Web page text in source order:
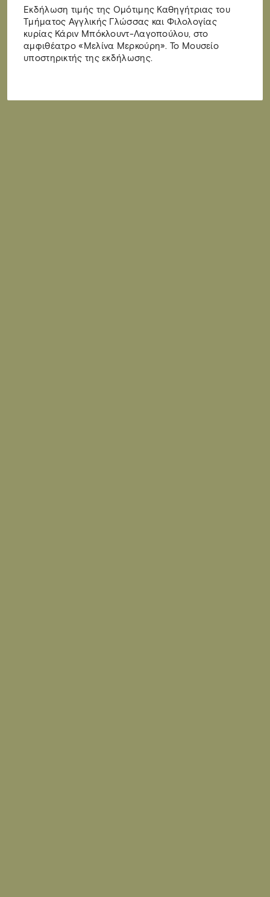
Εκδήλωση τιμής της Ομότιμης Καθηγήτριας του
Τμήματος Αγγλικής Γλώσσας και Φιλολογίας
κυρίας Κάριν Μπόκλουντ-Λαγοπούλου, στο
αμφιθέατρο «Μελίνα Μερκούρη». Το Μουσείο
υποστηρικτής της εκδήλωσης.